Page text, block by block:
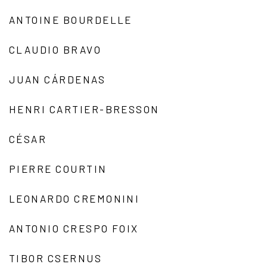
ANTOINE BOURDELLE
CLAUDIO BRAVO
JUAN CÁRDENAS
HENRI CARTIER-BRESSON
CÉSAR
PIERRE COURTIN
LEONARDO CREMONINI
ANTONIO CRESPO FOIX
TIBOR CSERNUS